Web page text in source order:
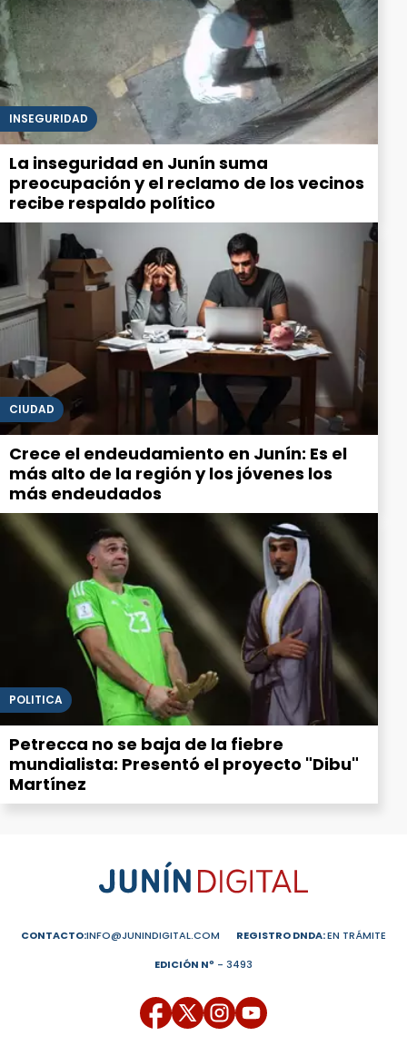
INSEGURIDAD
La inseguridad en Junín suma
preocupación y el reclamo de los vecinos
recibe respaldo político
CIUDAD
Crece el endeudamiento en Junín: Es el
más alto de la región y los jóvenes los
más endeudados
POLITICA
Petrecca no se baja de la fiebre
mundialista: Presentó el proyecto "Dibu"
Martínez
CONTACTO:INFO@JUNINDIGITAL.COM REGISTRO DNDA:EN TRÁMITE
EDICIÓN Nº - 3493